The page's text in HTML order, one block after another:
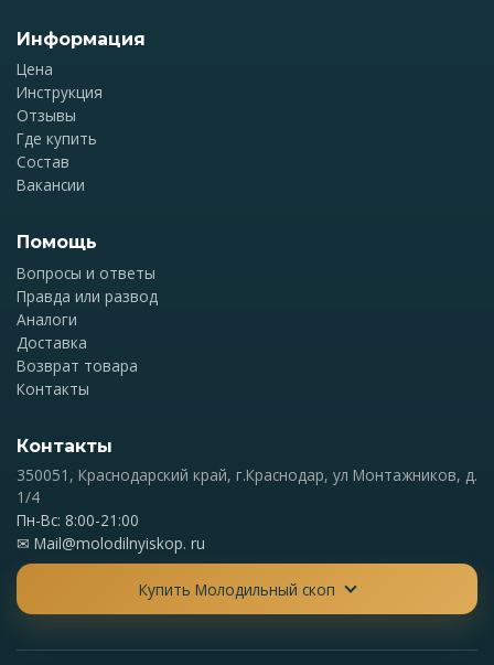
Информация
Цена
Инструкция
Отзывы
Где купить
Состав
Вакансии
Помощь
Вопросы и ответы
Правда или развод
Аналоги
Доставка
Возврат товара
Контакты
Контакты
350051, Краснодарский край, г.Краснодар, ул Монтажников, д.
1/4
Пн-Вс: 8:00-21:00
✉ Mail@molodilnyiskop. ru
Купить Молодильный скоп